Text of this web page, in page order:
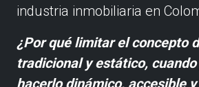
industria inmobiliaria en
¿Por qué limitar el concepto
tradicional y estático,